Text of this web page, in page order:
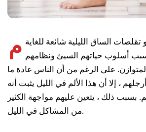
م تقلصات الساق الليلية شائعة للغاية
أسلوب حياتهم السيئ ونظامهم
المتوازن. على الرغم من أن الناس عادة ما
، إلا أن هذا الألم في الليل يثبت أنه
بسبب ذلك ، يتعين عليهم مواجهة الكثير
من المشاكل في الليل.